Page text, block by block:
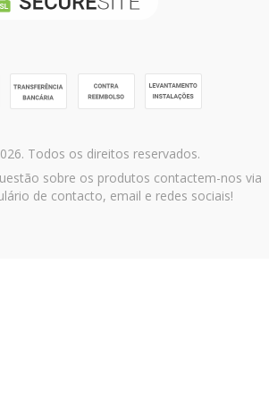
Todos os direitos reservados.
sobre os produtos contactem-nos via
de contacto, email e redes sociais!